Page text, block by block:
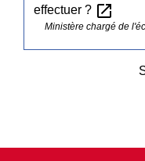
effectuer ? open_in_new
Ministère chargé de